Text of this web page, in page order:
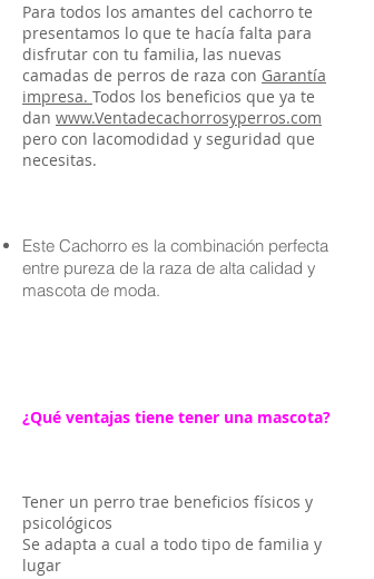
Para todos los amantes del cachorro te
presentamos lo que te hacía falta para
disfrutar con tu familia, las nuevas
camadas de perros de raza con Garantía
impresa. Todos los beneficios que ya te
dan www.Ventadecachorrosyperros.com
pero con lacomodidad y seguridad que
necesitas.
Este Cachorro es la combinación perfecta
entre pureza de la raza de alta calidad y
mascota de moda.
¿Qué ventajas tiene tener una mascota?
Tener un perro trae beneficios físicos y
psicológicos
Se adapta a cual a todo tipo de familia y
lugar